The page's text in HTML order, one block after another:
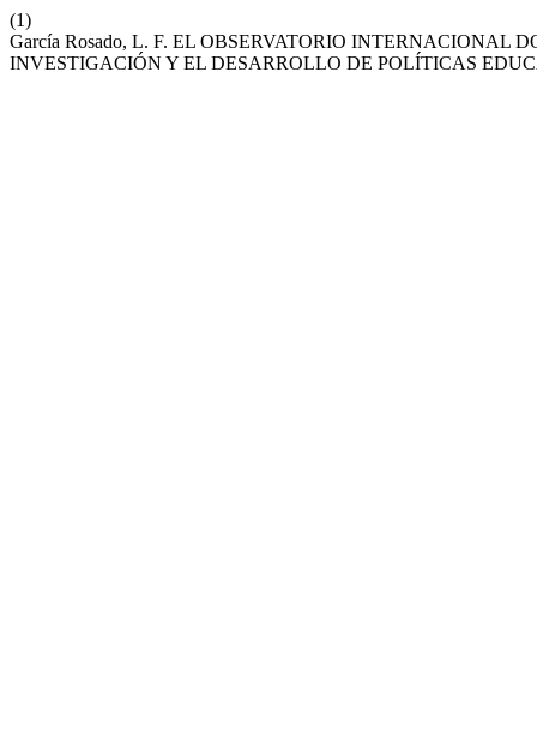
(1)
García Rosado, L. F. EL OBSERVATORIO INTERNACIONAL
INVESTIGACIÓN Y EL DESARROLLO DE POLÍTICAS